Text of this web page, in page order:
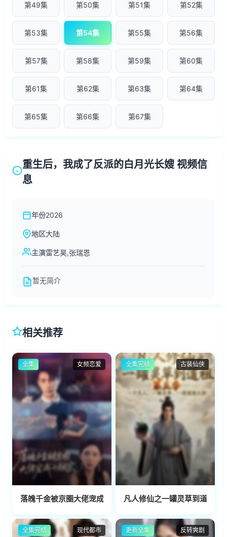
第49集 第50集 第51集 第52集
第53集 第54集 第55集 第56集
第57集 第58集 第59集 第60集
第61集 第62集 第63集 第64集
第65集 第66集 第67集
重生后，我成了反派的白月光长嫂 视频信
息
年份2026
地区大陆
主演雷艺昊,张瑞恩
暂无简介
相关推荐
女频恋爱
全集
落魄千金被京圈大佬宠成小祖宗
古装仙侠
全集完结
凡人修仙之一罐灵草到道祖第
现代都市
全集完结 反转爽剧
更新全集